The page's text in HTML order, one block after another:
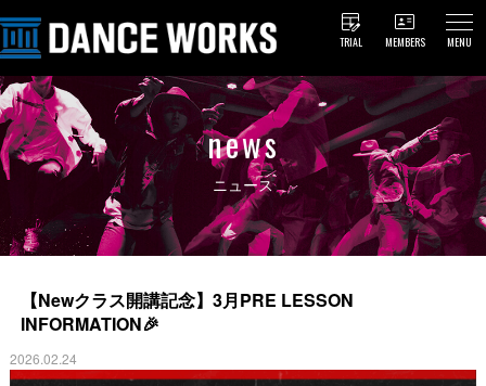
TRIAL MEMBERS MENU
news
ニュース
【Newクラス開講記念】3月PRE LESSON
INFORMATION🎉
2026.02.24